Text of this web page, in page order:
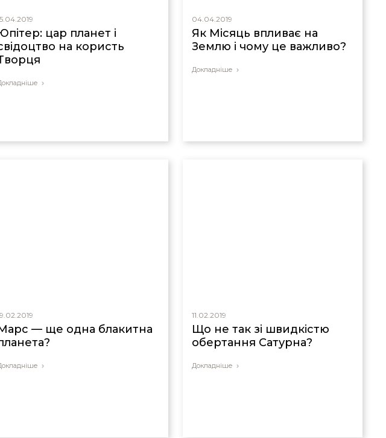
цар планет і
на користь
04.04.2019
Як Місяць впливає на
Землю і чому це важливо?
Докладніше
— ще одна блакитна
11.02.2019
Що не так зі швидкістю
обертання Сатурна?
Докладніше